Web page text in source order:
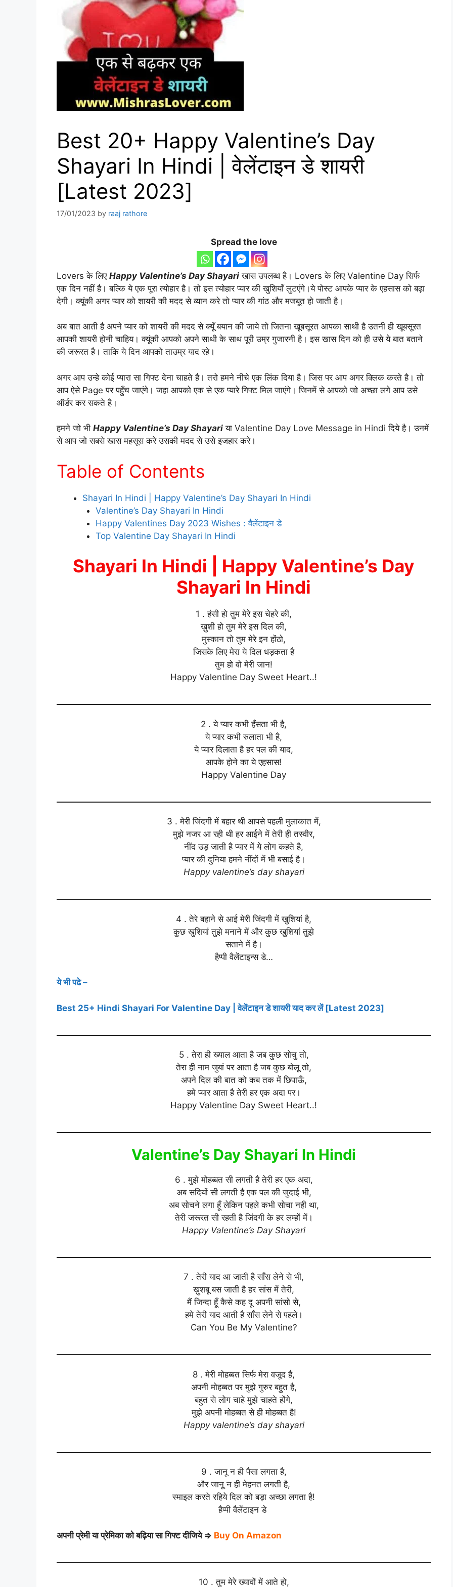
Best 20+ Happy Valentine’s Day
Shayari In Hindi | वेलेंटाइन डे शायरी
[Latest 2023]
17/01/2023 by raaj rathore
Spread the love
Lovers के लिए Happy Valentine’s Day Shayari खास उपलब्ध है। Lovers के लिए Valentine Day सिर्फ
एक दिन नहीं है। बल्कि ये एक पूरा त्योहार है। तो इस त्योहार प्यार की खुशियाँ लुटएंगे।ये पोस्ट आपके प्यार के एहसास को बढ़ा
देगी। क्यूंकी अगर प्यार को शायरी की मदद से व्यान करे तो प्यार की गांठ और मजबूत हो जाती है।
अब बात आती है अपने प्यार को शायरी की मदद से क्यूँ बयान की जाये तो जितना खूबसूरत आपका साथी है उतनी ही खूबसूरत
आपकी शायरी होनी चाहिय। क्यूंकी आपको अपने साथी के साथ पूरी उम्र गुजारनी है। इस खास दिन को ही उसे ये बात बताने
की जरूरत है। ताकि ये दिन आपको ताउम्र याद रहे।
अगर आप उन्हे कोई प्यारा सा गिफ्ट देना चाहते है। तरो हमने नीचे एक लिंक दिया है। जिस पर आप अगर क्लिक करते है। तो
आप ऐसे Page पर पहुँच जाएंगे। जहा आपको एक से एक प्यारे गिफ्ट मिल जाएंगे। जिनमें से आपको जो अच्छा लगे आप उसे
ऑर्डर कर सकते है।
हमने जो भी Happy Valentine’s Day Shayari या Valentine Day Love Message in Hindi दिये है। उनमें
से आप जो सबसे खास महसूस करे उसकी मदद से उसे इजहार करे।
Table of Contents
Shayari In Hindi | Happy Valentine’s Day Shayari In Hindi
Valentine’s Day Shayari In Hindi
Happy Valentines Day 2023 Wishes : वैलेंटाइन डे
Top Valentine Day Shayari In Hindi
Shayari In Hindi | Happy Valentine’s Day
Shayari In Hindi
1 . हंसी हो तुम मेरे इस चेहरे की,
ख़ुशी हो तुम मेरे इस दिल की,
मुस्कान तो तुम मेरे इन होंठो,
जिसके लिए मेरा ये दिल धड़कता है
तुम हो वो मेरी जान!
Happy Valentine Day Sweet Heart..!
2 . ये प्यार कभी हँसता भी है,
ये प्यार कभी रुलाता भी है,
ये प्यार दिलाता है हर पल की याद,
आपके होने का ये एहसास!
Happy Valentine Day
3 . मेरी जिंदगी में बहार थी आपसे पहली मुलाकात में,
मुझे नजर आ रही थी हर आईने में तेरी ही तस्वीर,
नींद उड़ जाती है प्यार में ये लोग कहते है,
प्यार की दुनिया हमने नींदों में भी बसाई है।
Happy valentine’s day shayari
4 . तेरे बहाने से आई मेरी जिंदगी में खुशियां है,
कुछ खुशियां तुझे मनाने में और कुछ खुशियां तुझे
सताने में है।
हैप्पी वैलेंटाइन्स डे…
ये भी पढे –
Best 25+ Hindi Shayari For Valentine Day | वेलेंटाइन डे शायरी याद कर लें [Latest 2023]
5 . तेरा ही ख्याल आता है जब कुछ सोचु तो,
तेरा ही नाम जुबां पर आता है जब कुछ बोलू तो,
अपने दिल की बात को कब तक में छिपाऊँ,
हमे प्यार आता है तेरी हर एक अदा पर।
Happy Valentine Day Sweet Heart..!
Valentine’s Day Shayari In Hindi
6 . मुझे मोहब्बत सी लगती है तेरी हर एक अदा,
अब सदियों सी लगती है एक पल की जुदाई भी,
अब सोचने लगा हूँ लेकिन पहले कभी सोचा नही था,
तेरी जरूरत सी रहती है जिंदगी के हर लम्हों में।
Happy Valentine’s Day Shayari
7 . तेरी याद आ जाती है साँस लेने से भी,
ख़ुशबू बस जाती है हर सांस में तेरी,
मैं जिन्दा हूँ कैसे कह दू अपनी सांसो से,
हमे तेरी याद आती है साँस लेने से पहले।
Can You Be My Valentine?
8 . मेरी मोहब्बत सिर्फ मेरा वजूद है,
अपनी मोहब्बत पर मुझे गुरुर बहुत है,
बहुत से लोग चाहे मुझे चाहते होंगे,
मुझे अपनी मोहब्बत से ही मोहब्बत है!
Happy valentine’s day shayari
9 . जानू न ही पैसा लगता है,
और जानू न ही मेहनत लगती है,
स्माइल करते रहिये दिल को बड़ा अच्छा लगता है!
हैप्पी वैलेंटाइन डे
अपनी प्रेमी या प्रेमिका को बढ़िया सा गिफ्ट दीजिये ⇒ Buy On Amazon
10 . तुम मेरे ख्यावों में आते हो,